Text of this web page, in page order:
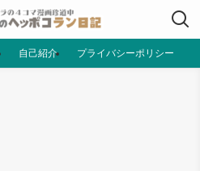
自己紹介 プライバシーポリシー